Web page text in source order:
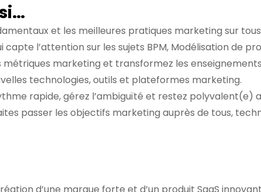
et les meilleures pratiques marketing sur
capte l’attention sur les sujets BPM, Modélisation de
métriques marketing et transformez les
technologies, outils et plateformes marketing.
rapide, gérez l’ambiguïté et restez polyvalent(e)
passer les objectifs marketing auprès de tous,